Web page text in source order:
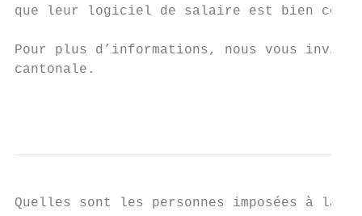
que leur logiciel de salaire est bien
Pour plus d’informations, nous vous
cantonale.
Quelles sont les personnes imposées à la